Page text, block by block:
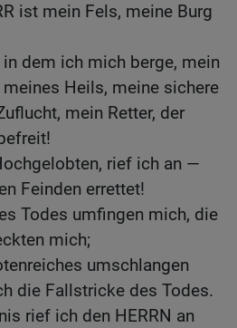
ist mein Fels, meine Burg
dem ich mich berge, mein
Heils, meine sichere
mein Retter, der
rief ich an —
Feinden errettet!
Todes umfingen mich, die
mich;
umschlangen
die Fallstricke des Todes.
rief ich den HERRN an